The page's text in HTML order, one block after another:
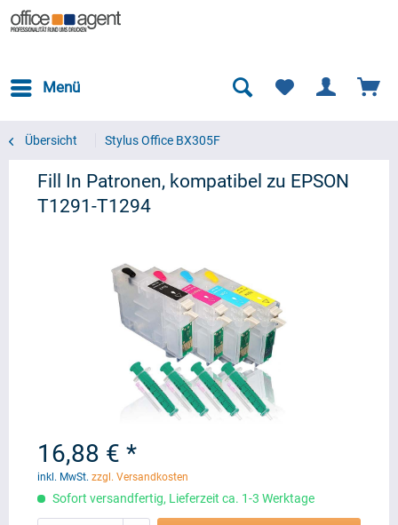
Menü
Übersicht Stylus Office BX305F
Fill In Patronen, kompatibel zu EPSON
T1291-T1294
16,88 € *
inkl. MwSt. zzgl. Versandkosten
Sofort versandfertig, Lieferzeit ca. 1-3 Werktage